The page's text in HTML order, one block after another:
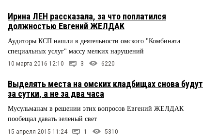
Ирина ЛЕН рассказала, за что поплатился
должностью Евгений ЖЕЛДАК
Аудиторы КСП нашли в деятельности омского "Комбината
специальных услуг" массу мелких нарушений
10 марта 2016 12:10 3 6220
Выделять места на омских кладбищах снова будут
за сутки, а не за два часа
Мусульманам в решении этих вопросов Евгений ЖЕЛДАК
пообещал давать зеленый свет
15 апреля 2015 11:24 1 5310